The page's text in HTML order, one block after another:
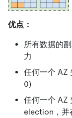
优点：
所有数据的
力
任何一个 AZ
0)
任何一个 AZ
election，并